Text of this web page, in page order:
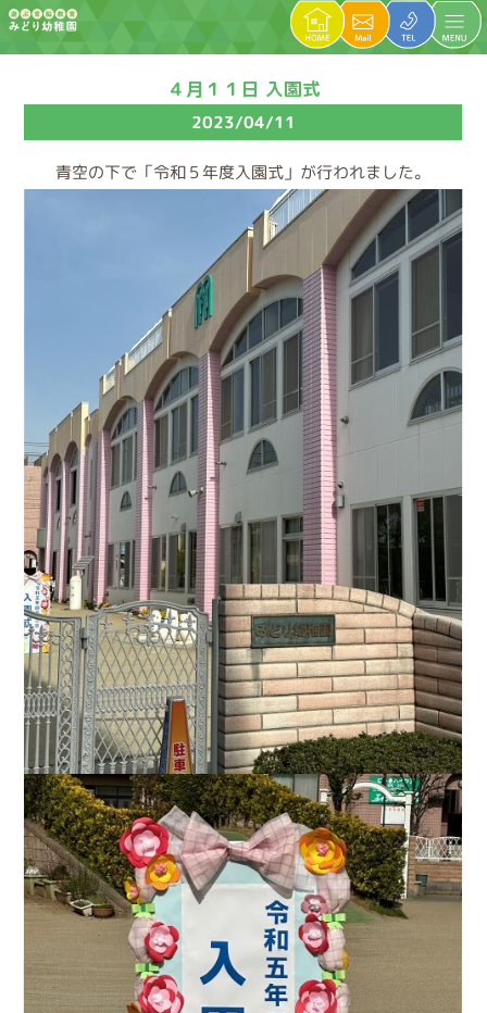
４月１１日 入園式
2023/04/11
青空の下で「令和５年度入園式」が行われました。